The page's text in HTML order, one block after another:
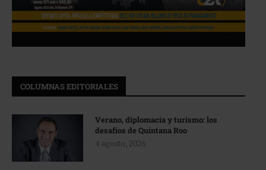
COLUMNAS EDITORIALES
Verano, diplomacia y turismo: los
desafíos de Quintana Roo
4 agosto, 2026